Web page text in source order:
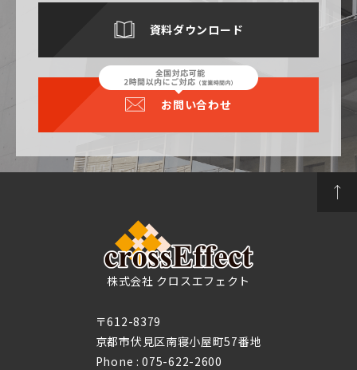
資料ダウンロード
お問い合わせ
株式会社 クロスエフェクト
〒612-8379
京都市伏見区南寝小屋町57番地
Phone :075-622-2600